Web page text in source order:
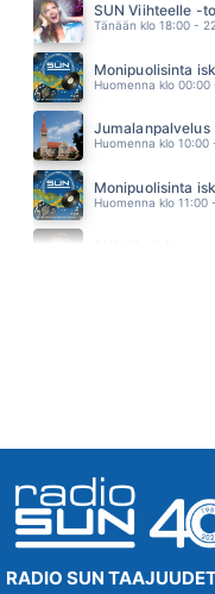
JORMA KÄÄRIÄINEN
03.55
HEIKKI HELA
03.50
MEIJU SUVAS
03.45
JANNIKA B
03.41
SUN Viihteelle -
Tänään klo 18:00 -
Monipuolisinta
Huomenna klo 00:00
Jumalanpalvelus
Huomenna klo 10:00
Monipuolisinta
Huomenna klo 11:00
RADIO SUN